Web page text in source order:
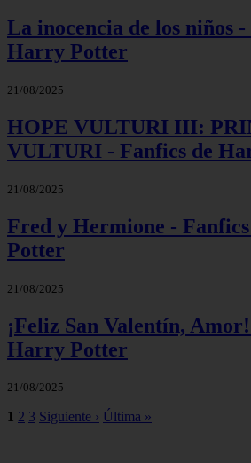
La inocencia de los niños
Harry Potter
21/08/2025
HOPE VULTURI III:
VULTURI - Fanfics de
21/08/2025
Fred y Hermione -
Potter
21/08/2025
¡Feliz San Valentín,
Harry Potter
21/08/2025
1 2 3 Siguiente › Última »